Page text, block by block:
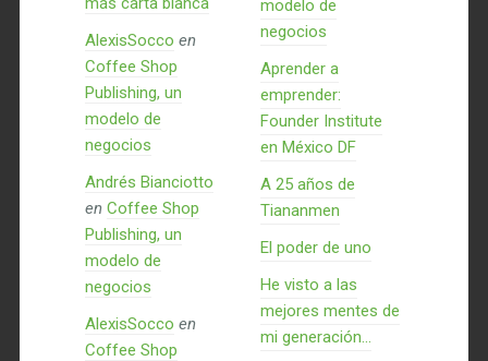
AlexisSocco en
Coffee Shop
Publishing, un
modelo de
negocios
Andrés Bianciotto
en Coffee Shop
Publishing, un
modelo de
negocios
AlexisSocco en
Coffee Shop
modelo de
negocios
Aprender a
emprender:
Founder Institute
en México DF
A 25 años de
Tiananmen
El poder de uno
He visto a las
mejores mentes de
mi generación…